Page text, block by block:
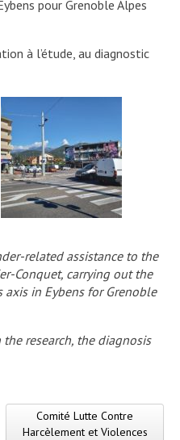
pour Grenoble Alpes
à l’étude, au diagnostic
related assistance to the
Conquet, carrying out the
axis in Eybens for Grenoble
research, the diagnosis
Comité Lutte Contre
Harcèlement et Violences